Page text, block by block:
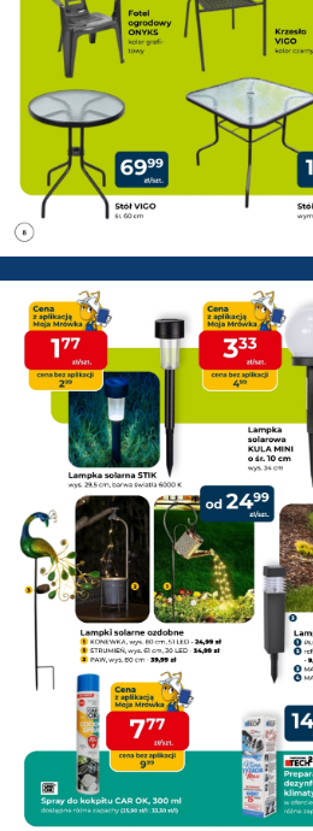
PSB Mrówka